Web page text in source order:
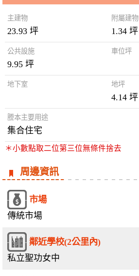
主建物
23.93 坪
附屬建物
1.34 坪
公共設施
9.95 坪
車位坪
地下室 地坪
4.14 坪
謄本主要用途
集合住宅
＊小數點取二位第三位無條件捨去
周邊資訊
市場
傳統市場
鄰近學校(2公里內)
私立聖功女中